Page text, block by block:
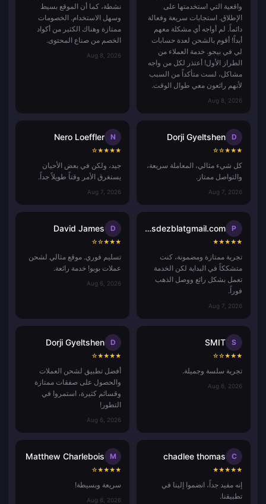
واقعية التي استخدمتها على
الإطلاق. استجابات سريعة وفعالة
دائماً. لم أواجه أي مشكلة معهم
أبداً! أقوم بالشحن لعدة حسابات
لي في بيجو. خدمة العملاء من
الطراز الأول! أعتذر لكل من واجه
مشاكل، لست متأكداً من السبب
لأنهم رائعون معي طوال الوقت.
Aug 8, 2026
نشطة، كما أن الموقع بسيط
وسهل الاستخدام. الخصومات
ممتازة وهناك الكثير من أكواد
الخصم من صناع المحتوى.
Aug 8, 2026
D
Dorji Gyeltshen
★
★
★
☆
☆
كل شيء مثالي، المعاملة سريعة،
والتواصل ممتاز.
Aug 7, 2026
N
Nero Loeffler
★
★
★
★
☆
جيد، ولكن في بعض الأحيان
يستغرق الأمر وقتاً طويلاً جداً.
Aug 7, 2026
P
pisdezblatgmail.com
★
★
★
★
★
تجربة ممتازة ومضمونة، كنت
متشككاً في البداية لكن الخدمة
تعمل بشكل رائع ووصل الذهب
فوراً.
Aug 7, 2026
D
David James
★
★
★
☆
☆
تسليم فوري. موقع مثالي لشحن
عملات بوبو! خدمة رائعة.
Aug 6, 2026
S
SMIT
★
★
★
☆
☆
تجربة سلسة وجميلة.
Aug 6, 2026
D
Dorji Gyeltshen
★
★
★
★
☆
أفضل تطبيق لشحن العملات
والحصول على صفقات ممتازة
وقسائم كثيرة، استمروا في
التطور!
Aug 6, 2026
C
chadlee thomas
★
★
★
★
★
إنه مفيد جداً، انضموا إلينا في
تطبيقنا.
M
Matthew Charlebois
★
★
★
★
☆
سريعة وبسيطة!
Aug 6, 2026